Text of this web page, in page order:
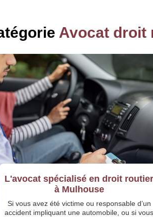
Avocat droit
L'avocat spécialisé en droit routier
à Mulhouse
Si vous avez été victime ou responsable d’un
accident impliquant une automobile, ou si vous